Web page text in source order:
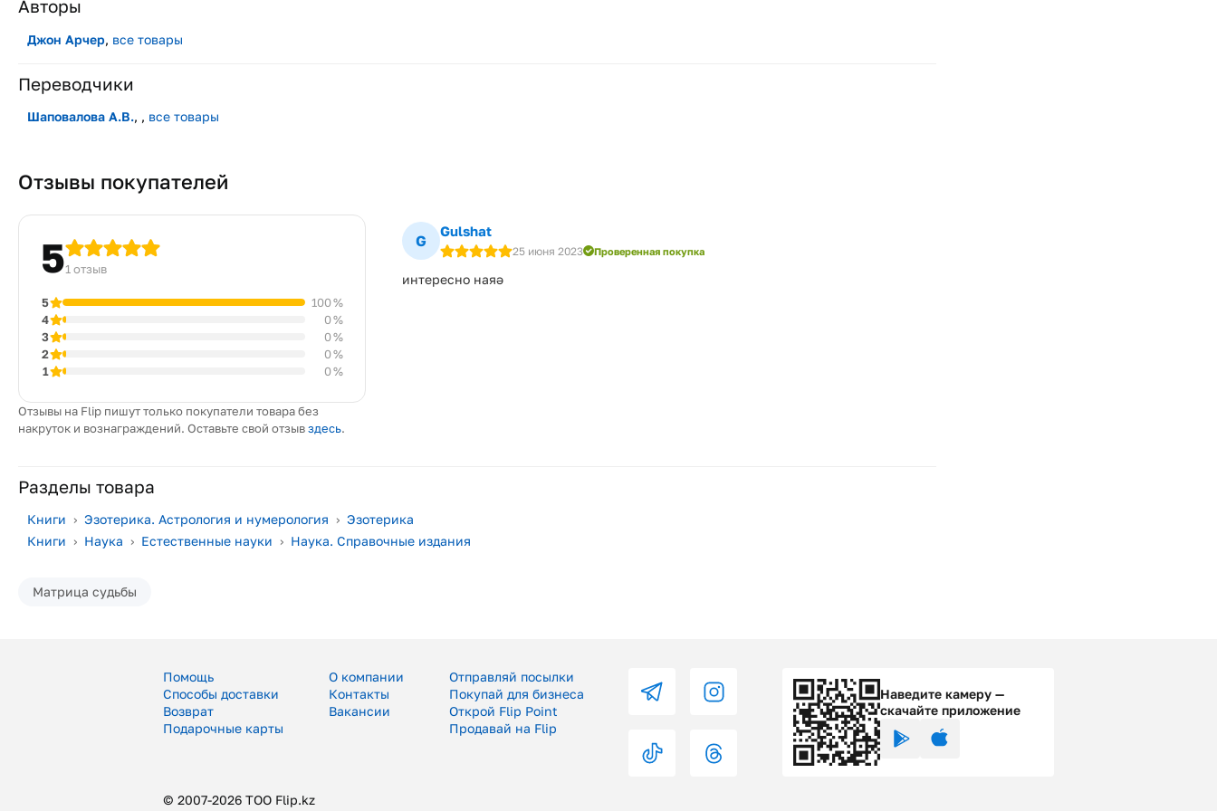
Авторы
Джон Арчер, все товары
Переводчики
Шаповалова А.В., , все товары
Отзывы покупателей
51 отзыв
5
100 %
4
0 %
3
0 %
2
0 %
1
0 %
Отзывы на Flip пишут только покупатели товара без
накруток и вознаграждений. Оставьте свой отзывздесь.
G
Gulshat
25 июня 2023 Проверенная покупка
интересно наяә
Разделы товара
Книги › Эзотерика. Астрология и нумерология › Эзотерика
Книги › Наука › Естественные науки › Наука. Справочные издания
Матрица судьбы
Помощь
Способы доставки
Возврат
Подарочные карты
О компании
Контакты
Вакансии
Отправляй посылки
Покупай для бизнеса
Открой Flip Point
Продавай на Flip
Наведите камеру —
скачайте приложение
© 2007-2026 ТОО Flip.kz